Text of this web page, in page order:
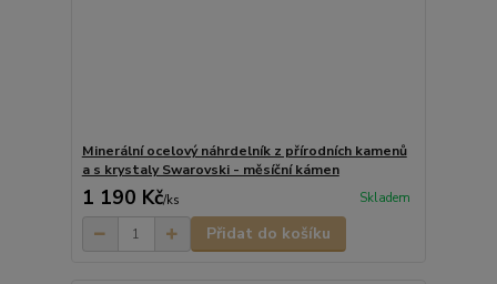
Minerální ocelový náhrdelník z přírodních kamenů
a s krystaly Swarovski - měsíční kámen
1 190 Kč/ks Skladem
Přidat do košíku